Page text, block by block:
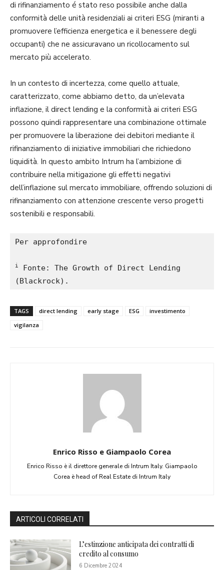
di rifinanziamento é stato reso possibile anche dalla
conformità delle unità residenziali ai criteri ESG (miranti a
promuovere l’efficienza energetica e il benessere degli
occupanti) che ne assicuravano un ricollocamento sul
mercato più accelerato.
In un contesto di incertezza, come quello attuale,
caratterizzato, come abbiamo detto, da un’elevata
inflazione, il direct lending e la conformità ai criteri ESG
possono quindi rappresentare una combinazione ottimale
per promuovere la liberazione dei debitori mediante il
rifinanziamento di iniziative immobiliari che richiedono
liquidità. In questo ambito Intrum ha l’ambizione di
contribuire nella mitigazione gli effetti negativi
dell’inflazione sul mercato immobiliare, offrendo soluzioni di
rifinanziamento con attenzione crescente verso progetti
sostenibili e responsabili.
Per approfondire
i
Fonte: The Growth of Direct Lending
(Blackrock).
TAGS direct lending early stage ESG
investimento
vigilanza
Enrico Risso e Giampaolo Corea
Enrico Risso è il direttore generale di Intrum Italy. Giampaolo
Corea è head of Real Estate di Intrum Italy
ARTICOLI CORRELATI
L’estinzione anticipata dei contratti di
credito al consumo
6 Dicembre 2024